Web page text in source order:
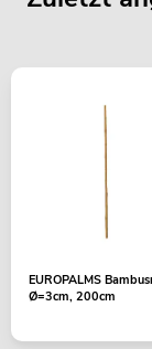
EUROPALMS
Ø=3cm, 200cm